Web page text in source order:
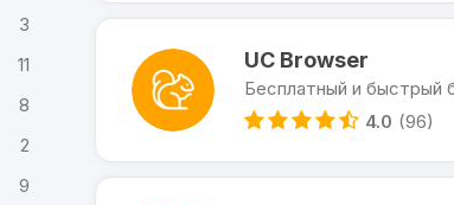
UC Browser
Бесплатный и быстрый
4.0 (96)
3
11
8
2
9